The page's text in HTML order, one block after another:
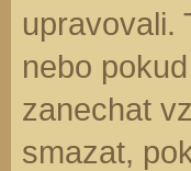
upravovali.
nebo
zanechat
smazat,